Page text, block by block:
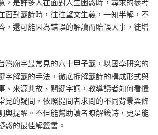
，是許多人在面對人生困惑時，尋求的參考
面對籤詩時，往往望文生義，一知半解，不
，還可能因為錯誤的解讀而貽誤大事，徒增
灣廟宇最常見的六十甲子籤，以國學研究的
字解籤的手法，徹底拆解籤詩的構成形式與
、來源典故、關鍵字詞，教導讀者如何看懂
見的疑問，依照提問者求問的不同背景與條
與提醒。不但能幫助讀者瞭解籤詩，更是能
惑的最佳解籤書。